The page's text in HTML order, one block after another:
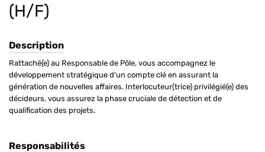
(H/F)
Description
Rattaché(e) au Responsable de Pôle, vous accompagnez le
développement stratégique d'un compte clé en assurant la
génération de nouvelles affaires. Interlocuteur(trice) privilégié(e) des
décideurs, vous assurez la phase cruciale de détection et de
qualification des projets.
Responsabilités